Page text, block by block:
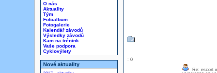
O nás
Aktuality
Tým
Fotoalbum
Fotogalerie
Kalendář závodů
Výsledky závodů
Kam na trénink
Vaše podpora
Cyklovýlety
Nové aktuality
: 0
Re: escort